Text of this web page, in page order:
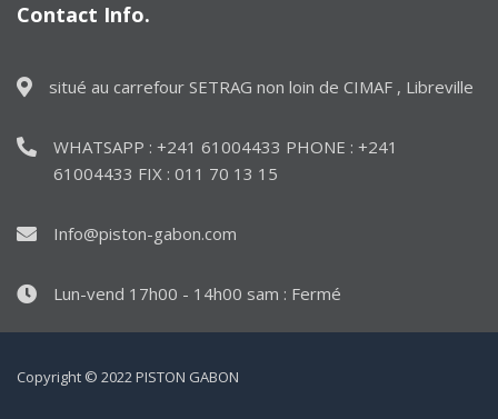
Contact Info.
situé au carrefour SETRAG non loin de CIMAF , Libreville
WHATSAPP : +241 61004433 PHONE : +241
61004433 FIX : 011 70 13 15
Info@piston-gabon.com
Lun-vend 17h00 - 14h00 sam : Fermé
Copyright © 2022 PISTON GABON